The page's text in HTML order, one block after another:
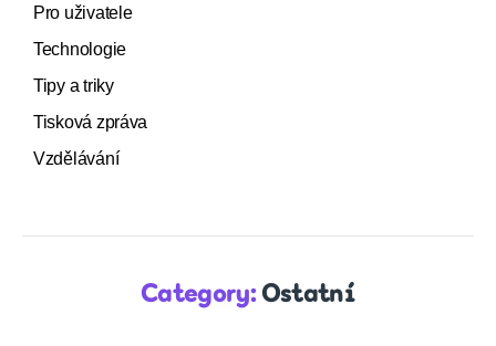
Pro uživatele
Technologie
Tipy a triky
Tisková zpráva
Vzdělávání
Category: Ostatní